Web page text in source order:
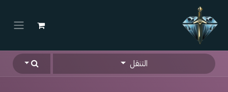
تخطي للذهاب إلى المحتوى
التنقل